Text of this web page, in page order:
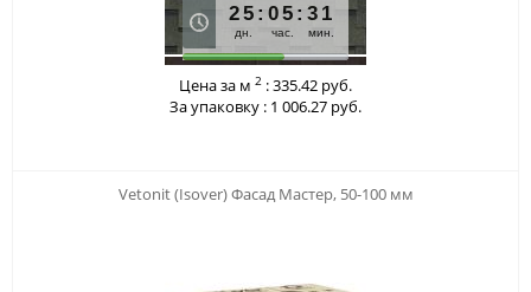
25
дн.
: 05
час.
: 31
мин.
Цена за м 2 :335.42 руб.
За упаковку : 1 006.27 руб.
Vetonit (Isover) Фасад Мастер, 50-100 мм